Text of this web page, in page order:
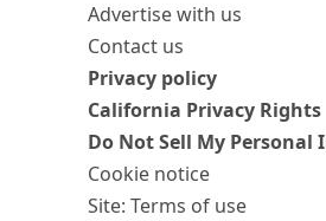
Advertise with us
Contact us
Privacy policy
California Privacy Rights
Do Not Sell My
Cookie notice
Site: Terms of use